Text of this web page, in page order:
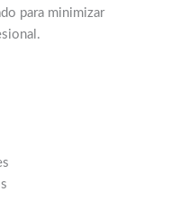
para minimizar